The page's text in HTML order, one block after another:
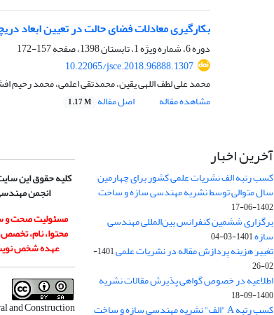
بکارگیری معادلات فضای حالت در تعیین ابعاد
دوره 6، شماره ویژه 1، تابستان 1398، صفحه
157-172
10.22065/jsce.2018.96888.1307
محمد علی لطف اللهی یقین، محمدتقی اعلمی، محمد رحیم
مشاهده مقاله
اصل مقاله 1.17 M
آخرین اخبار
کسب رتبه الف نشریات علمی کشور برای چهارمین
سال متوالی توسط نشریه مهندسی سازه و ساخت
1402-06-17
برگزاری ششمین کنفرانس بین‌المللی مهندسی
سازه1401-03-04
تغییر هزینه پردازش مقاله در نشریات علمی
1401-
02-26
اطلاعیه در خصوص گواهی پذیرش مقالات نشریه
1400-09-18
کسب رتبه A "الف" نشریه مهندسی سازه و ساخت
کلیه حقوق این
انجمن
مسئولیت صحت و
محتوا، نام،
عهده شخص
and Construction